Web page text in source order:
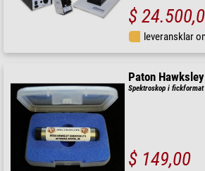
$
leveransklar
Paton Hawksley
Spektroskop i fickformat
$ 149,00